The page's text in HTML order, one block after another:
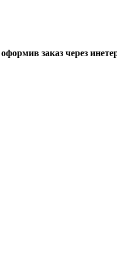
заказ через